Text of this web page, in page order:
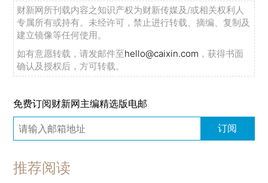
财新网所刊载内容之知识产权为财新传媒及/或相关权利人
专属所有或持有。未经许可，禁止进行转载、摘编、复制及
建立镜像等任何使用。
如有意愿转载，请发邮件至hello@caixin.com ，获得书面
确认及授权后，方可转载。
免费订阅财新网主编精选版电邮
订阅
推荐阅读